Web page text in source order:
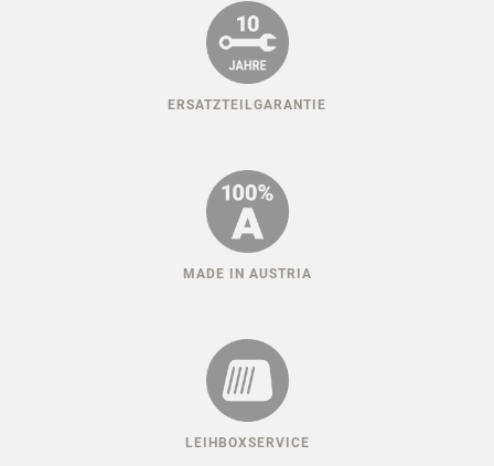
ERSATZTEILGARANTIE
MADE IN AUSTRIA
LEIHBOXSERVICE